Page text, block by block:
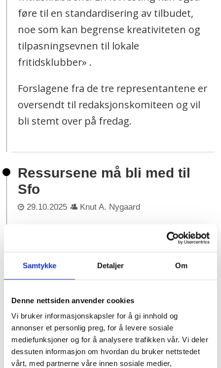
Samtykke Detaljer Om
Denne nettsiden anvender cookies
Vi bruker informasjonskapsler for å gi innhold og
annonser et personlig preg, for å levere sosiale
mediefunksjoner og for å analysere trafikken vår. Vi deler
dessuten informasjon om hvordan du bruker nettstedet
vårt, med partnerne våre innen sosiale medier,
føre til en standardisering av tilbudet,
noe som kan begrense kreativiteten og
tilpasningsevnen til lokale
fritidsklubber» .
Forslagene fra de tre representantene er
oversendt til redaksjonskomiteen og vil
bli stemt over på fredag.
Ressursene må bli med til
Sfo
29.10.2025 Knut A. Nygaard
- Elevenes særskilte behov avsluttes ikke
når skolen er over, sa Ann-Merethe
Larsos Kristensen fra Nordland til stor
I dag har kommunene plikt til å ha et
tilbud om skolefritidsordning også til
barn med særskilte behov. Men barna
har ikke rett til spesialundervisning i